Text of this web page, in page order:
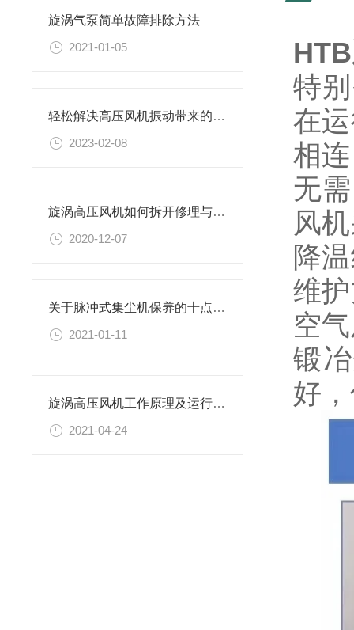
旋涡气泵简单故障排除方法
2021-01-05
轻松解决高压风机振动带来的烦恼
2023-02-08
旋涡高压风机如何拆开修理与及叶轮损坏解决方法
2020-12-07
关于脉冲式集尘机保养的十点建议
2021-01-11
旋涡高压风机工作原理及运行特点
2021-04-24
特
在
相
无
风
降
维
空
锻
好